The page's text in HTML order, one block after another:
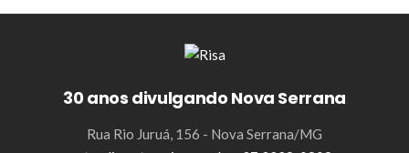
30 anos divulgando Nova Serrana
Rua Rio Juruá, 156 - Nova Serrana/MG